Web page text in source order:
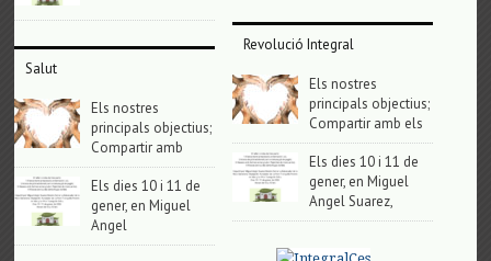
Salut
Els nostres
principals objectius;
Compartir amb
Els dies 10 i 11 de
gener, en Miguel
Angel
Revolució Integral
Els nostres
principals objectius;
Compartir amb els
Els dies 10 i 11 de
gener, en Miguel
Angel Suarez,